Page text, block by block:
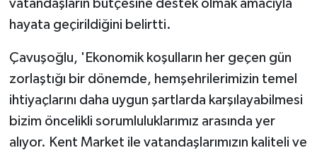
vatandaşların bütçesine destek olmak amacıyla
hayata geçirildiğini belirtti.
Çavuşoğlu, 'Ekonomik koşulların her geçen gün
zorlaştığı bir dönemde, hemşehrilerimizin temel
ihtiyaçlarını daha uygun şartlarda karşılayabilmesi
bizim öncelikli sorumluluklarımız arasında yer
alıyor. Kent Market ile vatandaşlarımızın kaliteli ve